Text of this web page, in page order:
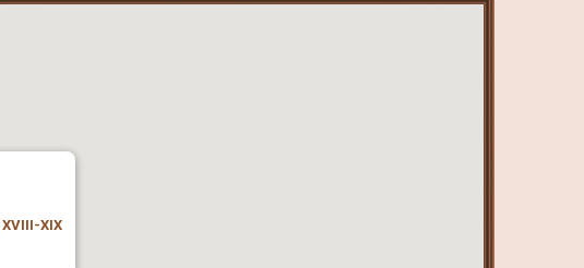
XIX